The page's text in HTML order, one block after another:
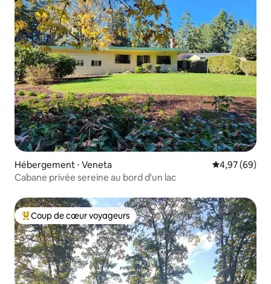
Hébergement ⋅ Veneta Évaluation
4,97 (69)
Cabane privée sereine au bord d'un lac
Coups de cœur voyageurs les plus appréciés
Coup de cœur voyageurs